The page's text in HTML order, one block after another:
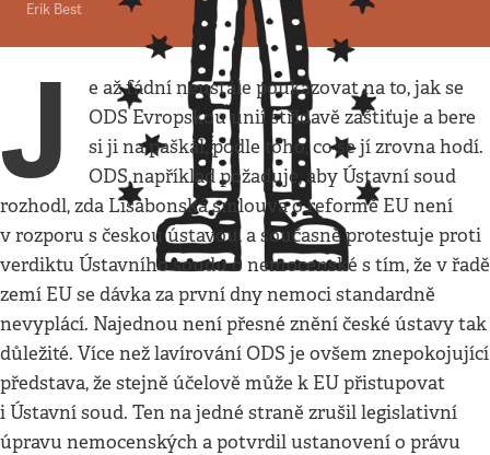
Erik Best
J
e až fádní neustále poukazovat na to, jak se
ODS Evropskou unií střídavě zaštiťuje a bere
si ji na paškál, podle toho, co se jí zrovna hodí.
ODS například požaduje, aby Ústavní soud
rozhodl, zda Lisabonská smlouva o reformě EU není
v rozporu s českou ústavou, a současně protestuje proti
verdiktu Ústavního soudu o nemocenské s tím, že v řadě
zemí EU se dávka za první dny nemoci standardně
nevyplácí. Najednou není přesné znění české ústavy tak
důležité. Více než lavírování ODS je ovšem znepokojující
představa, že stejně účelově může k EU přistupovat
i Ústavní soud. Ten na jedné straně zrušil legislativní
úpravu nemocenských a potvrdil ustanovení o právu